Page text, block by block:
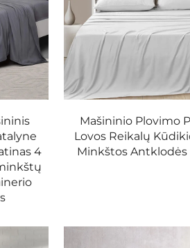
4
Mašininio Plovimo
Lovos Reikalų
Minkštos Antklodės